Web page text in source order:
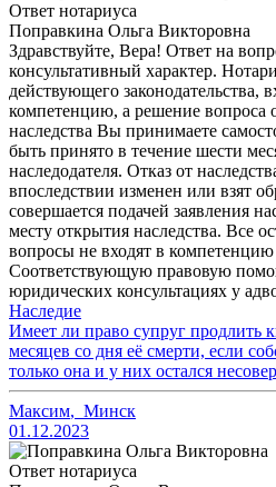
Ответ нотариуса
Поправкина Ольга Викторовна
Здравствуйте, Вера! Ответ на
консультативный характер.
действующего законодательства,
компетенцию, а решение вопроса
наследства Вы принимаете
быть принято в течение шести
наследодателя. Отказ от
впоследствии изменен или взят
совершается подачей заявления
месту открытия наследства. Все
вопросы не входят в компетенцию
Соответствующую правовую
юридических консультациях у
Наследие
Имеет ли право супруг продлить
месяцев со дня её смерти, если
только она и у них остался
Максим, Минск
01.12.2023
Ответ нотариуса